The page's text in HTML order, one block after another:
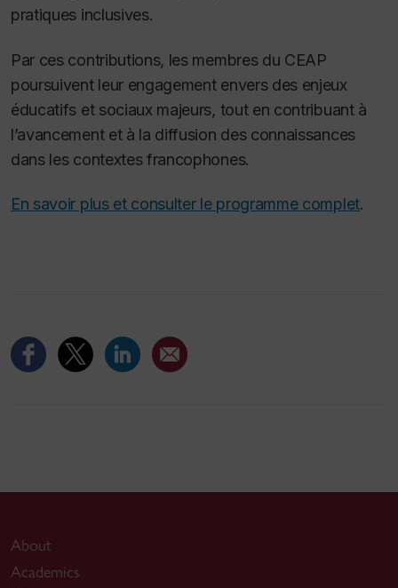
pratiques inclusives.
Par ces contributions, les membres du CEAP
poursuivent leur engagement envers des enjeux
éducatifs et sociaux majeurs, tout en contribuant à
l’avancement et à la diffusion des connaissances
dans les contextes francophones.
En savoir plus et consulter le programme complet.
About
Academics